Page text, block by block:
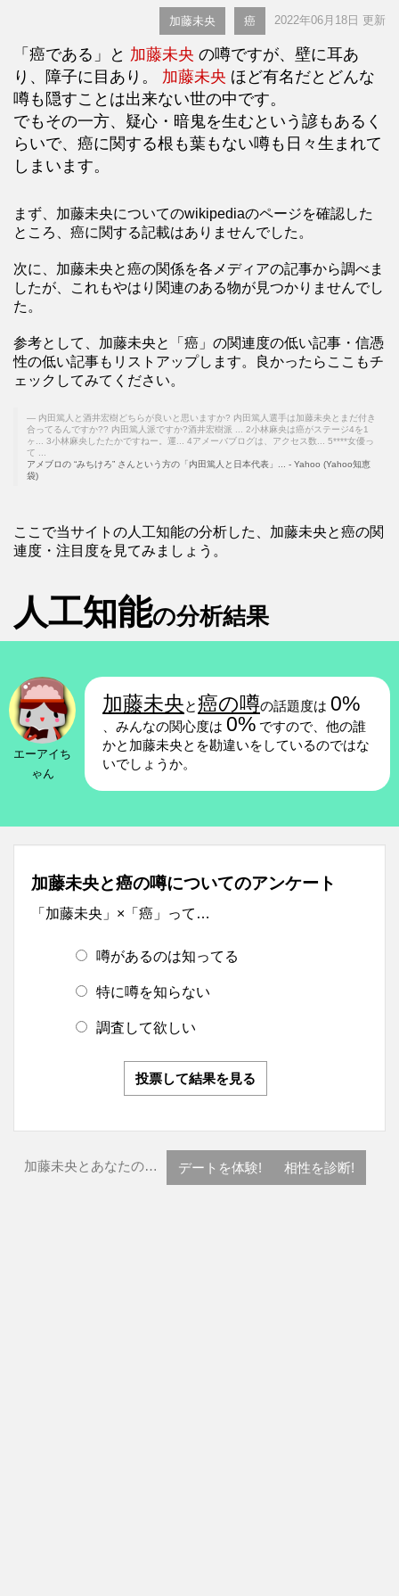
加藤未央 癌 2022年06月18日 更新
「癌である」と 加藤未央 の噂ですが、壁に耳あ
り、障子に目あり。 加藤未央 ほど有名だとどんな
噂も隠すことは出来ない世の中です。
でもその一方、疑心・暗鬼を生むという諺もあるく
らいで、癌に関する根も葉もない噂も日々生まれて
しまいます。
まず、加藤未央についてのwikipediaのページを確認した
ところ、癌に関する記載はありませんでした。
次に、加藤未央と癌の関係を各メディアの記事から調べま
したが、これもやはり関連のある物が見つかりませんでし
た。
参考として、加藤未央と「癌」の関連度の低い記事・信憑
性の低い記事もリストアップします。良かったらここもチ
ェックしてみてください。
内田篤人と酒井宏樹どちらが良いと思いますか? 内田篤人選手は加藤未央とまだ付き
合ってるんですか?? 内田篤人派ですか?酒井宏樹派 ... 2小林麻央は癌がステージ4を1
ヶ... 3小林麻央したたかですねー。運... 4アメーバブログは、アクセス数... 5****女優っ
て ...
アメブロの “みちけろ” さんという方の「内田篤人と日本代表」... - Yahoo (Yahoo知恵
袋)
ここで当サイトの人工知能の分析した、加藤未央と癌の関
連度・注目度を見てみましょう。
人工知能の分析結果
エーアイち
ゃん
加藤未央と癌の噂の話題度は 0%
、みんなの関心度は 0% ですので、他の誰
かと加藤未央とを勘違いをしているのではな
いでしょうか。
加藤未央と癌の噂についてのアンケート
「加藤未央」×「癌」って…
噂があるのは知ってる
特に噂を知らない
調査して欲しい
投票して結果を見る
加藤未央とあなたの… デートを体験! 相性を診断!